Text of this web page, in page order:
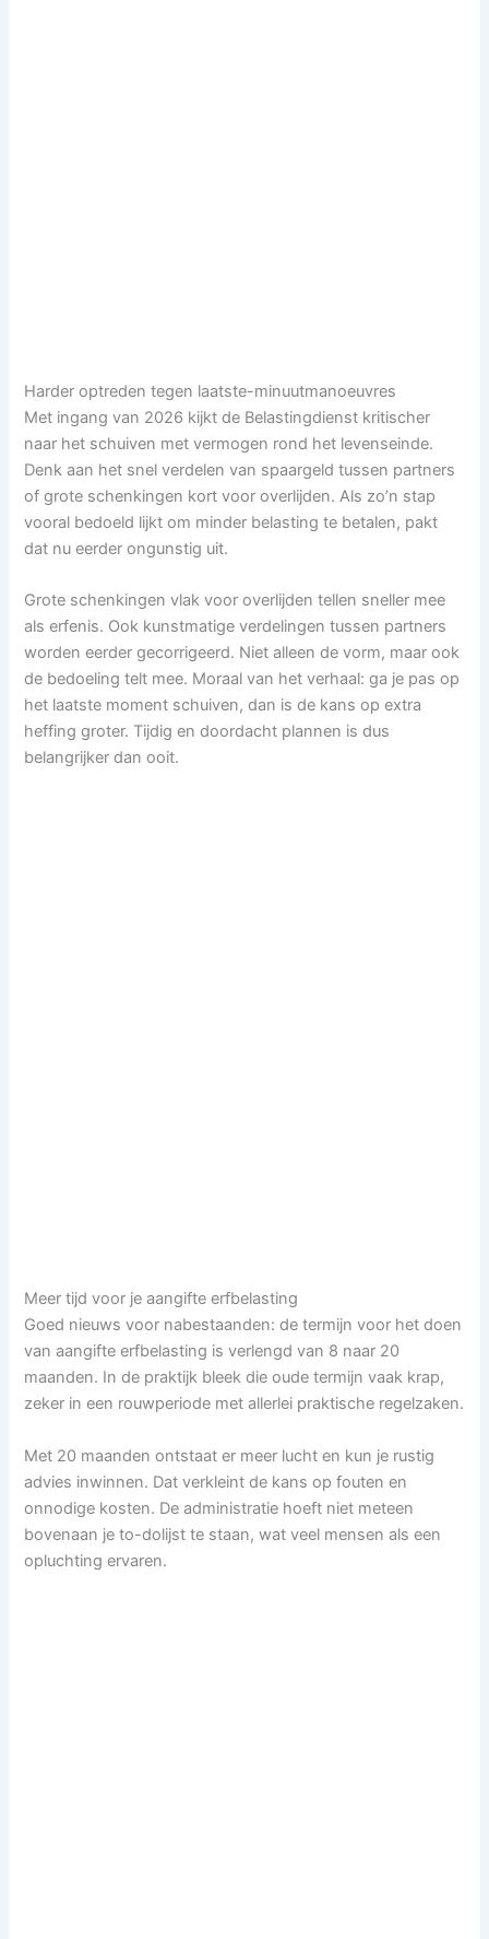
Harder optreden tegen laatste-minuutmanoeuvres
Met ingang van 2026 kijkt de Belastingdienst kritischer
naar het schuiven met vermogen rond het levenseinde.
Denk aan het snel verdelen van spaargeld tussen partners
of grote schenkingen kort voor overlijden. Als zo’n stap
vooral bedoeld lijkt om minder belasting te betalen, pakt
dat nu eerder ongunstig uit.
Grote schenkingen vlak voor overlijden tellen sneller mee
als erfenis. Ook kunstmatige verdelingen tussen partners
worden eerder gecorrigeerd. Niet alleen de vorm, maar ook
de bedoeling telt mee. Moraal van het verhaal: ga je pas op
het laatste moment schuiven, dan is de kans op extra
heffing groter. Tijdig en doordacht plannen is dus
belangrijker dan ooit.
Meer tijd voor je aangifte erfbelasting
Goed nieuws voor nabestaanden: de termijn voor het doen
van aangifte erfbelasting is verlengd van 8 naar 20
maanden. In de praktijk bleek die oude termijn vaak krap,
zeker in een rouwperiode met allerlei praktische regelzaken.
Met 20 maanden ontstaat er meer lucht en kun je rustig
advies inwinnen. Dat verkleint de kans op fouten en
onnodige kosten. De administratie hoeft niet meteen
bovenaan je to-dolijst te staan, wat veel mensen als een
opluchting ervaren.